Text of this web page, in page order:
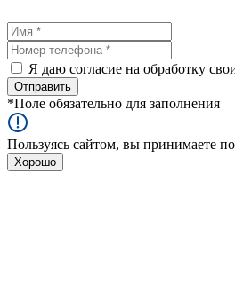
Я даю согласие на обработку
*Поле обязательно для заполнения
Пользуясь сайтом, вы принимаете
Хорошо